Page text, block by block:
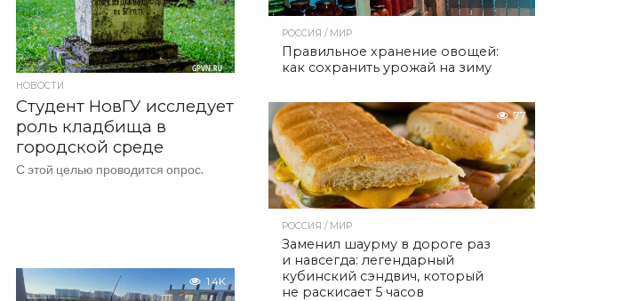
НОВОСТИ
Студент НовГУ исследует
роль кладбища в
городской среде
С этой целью проводится опрос.
1.4K
РОССИЯ / МИР
Правильное хранение овощей:
как сохранить урожай на зиму
77
РОССИЯ / МИР
Заменил шаурму в дороге раз
и навсегда: легендарный
кубинский сэндвич, который
не раскисает 5 часов